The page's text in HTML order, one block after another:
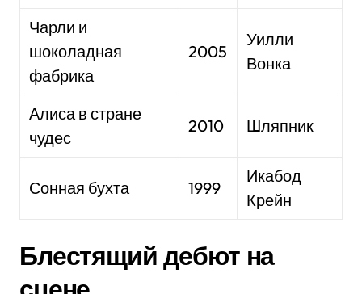
Чарли и
шоколадная
фабрика
2005
Уилли
Вонка
Алиса в стране
чудес
2010 Шляпник
Сонная бухта 1999
Икабод
Крейн
Блестящий дебют на